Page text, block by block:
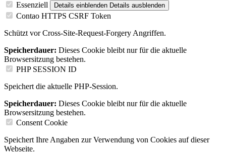
Essenziell Details einblenden Details ausblenden
Contao HTTPS CSRF Token
Schützt vor Cross-Site-Request-Forgery Angriffen.
Speicherdauer: Dieses Cookie bleibt nur für die aktuelle
Browsersitzung bestehen.
PHP SESSION ID
Speichert die aktuelle PHP-Session.
Speicherdauer: Dieses Cookie bleibt nur für die aktuelle
Browsersitzung bestehen.
Consent Cookie
Speichert Ihre Angaben zur Verwendung von Cookies auf dieser
Webseite.